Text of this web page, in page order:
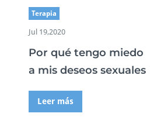
Terapia
Jul 19,2020
Por qué tengo miedo
a mis deseos sexuales
Leer más